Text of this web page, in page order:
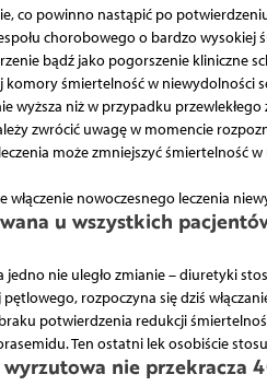
co powinno nastąpić po
chorobowego o bardzo wysokiej
bądź jako pogorszenie kliniczne
śmiertelność w niewydolności
niż w przypadku przewlekłego
zwrócić uwagę w momencie
może zmniejszyć śmiertelność
nowoczesnego leczenia
u wszystkich
nie uległo zmianie – diuretyki
rozpoczyna się dziś
potwierdzenia redukcji
Ten ostatni lek osobiście
nie przekracza